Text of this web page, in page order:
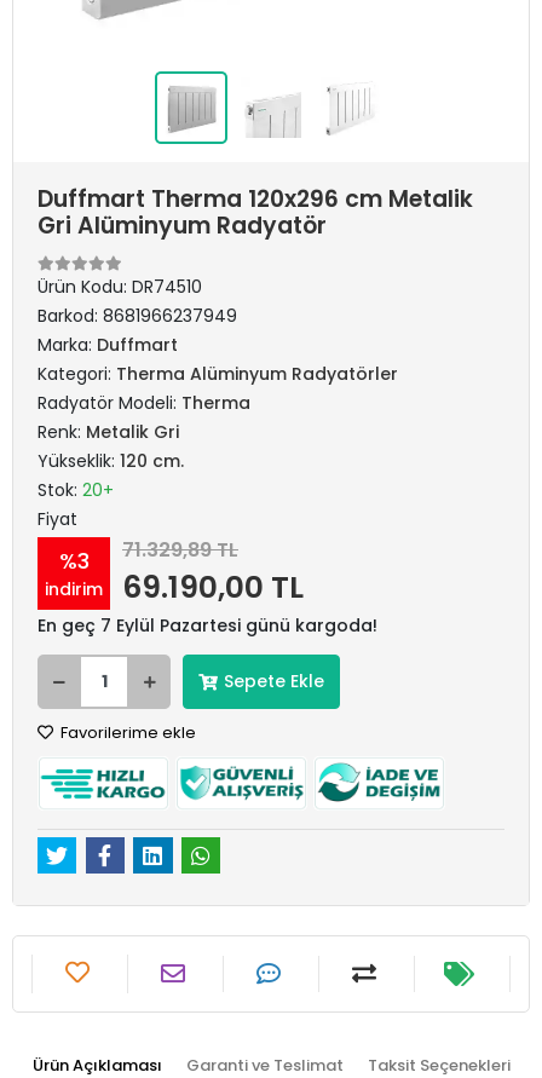
Duffmart Therma 120x296 cm Metalik
Gri Alüminyum Radyatör
Ürün Kodu: DR74510
Barkod: 8681966237949
Marka: Duffmart
Kategori: Therma Alüminyum Radyatörler
Radyatör Modeli: Therma
Renk: Metalik Gri
Yükseklik: 120 cm.
Stok: 20+
Fiyat
%3
indirim
71.329,89 TL
69.190,00 TL
En geç 7 Eylül Pazartesi günü kargoda!
Sepete Ekle
Favorilerime ekle
Ürün Açıklaması Garanti ve Teslimat Taksit Seçenekleri